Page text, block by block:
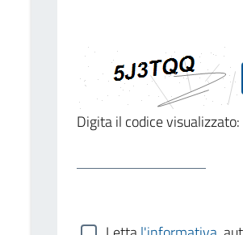
Digita il codice visualizzato: